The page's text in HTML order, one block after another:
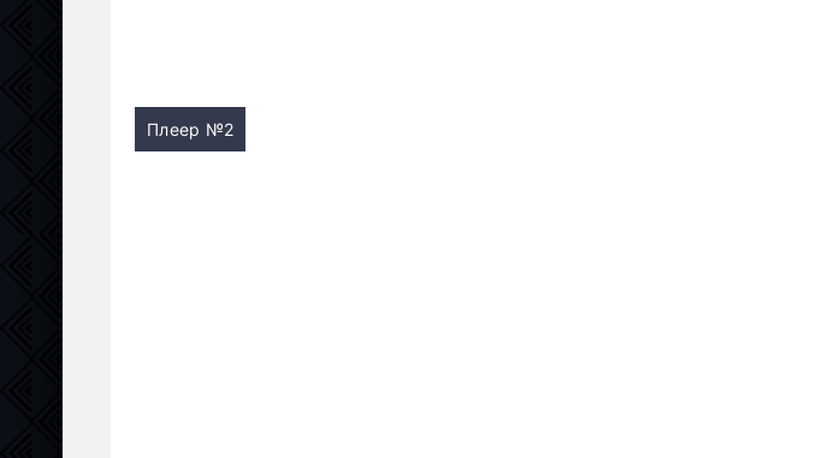
Плеер №2